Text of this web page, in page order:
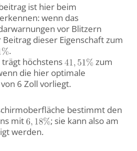
ist hier beim
wenn das
vor Blitzern
dieser Eigenschaft zum
.
höchstens
zum
die hier optimale
6 Zoll vorliegt.
bestimmt den
mit
; sie kann also am
werden.